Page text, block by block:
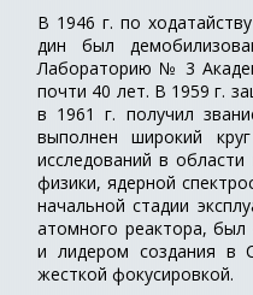
В 1946 г. по
дин был
Лабораторию № 3
почти 40 лет. В 1959 г.
в 1961 г. получил
выполнен широкий
исследований в области
физики, ядерной
начальной стадии
атомного реактора,
и лидером создания в
жесткой фокусировкой.